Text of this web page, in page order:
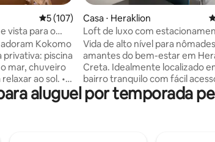
avaliações5 de uma avaliação média de 5, 107
5 (107)
vista para o
Kokomo
privativa: piscina
mar, chuveiro
ao sol. •
a
de Lygaria,
Casa ⋅ Heraklion
Loft de luxo com
gratuito, banho turco e sauna.
Vida de alto nível para
amantes do bem-estar em
Creta. Idealmente localizado em um
bairro tranquilo com fácil
estrada nacional E75 para
dia e dias de praia. Tem
aluguel por temporada